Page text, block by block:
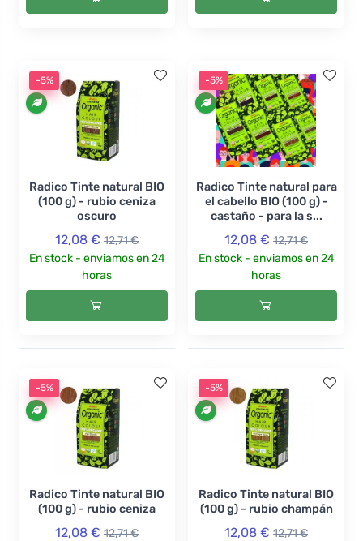
-5%
Radico Tinte natural BIO
(100 g) - rubio ceniza
oscuro
12,08 € 12,71 €
En stock - enviamos en 24
horas
-5%
Radico Tinte natural para
el cabello BIO (100 g) -
castaño - para la s...
12,08 € 12,71 €
En stock - enviamos en 24
horas
-5%
Radico Tinte natural BIO
(100 g) - rubio ceniza
12,08 € 12,71 €
-5%
Radico Tinte natural BIO
(100 g) - rubio champán
12,08 € 12,71 €